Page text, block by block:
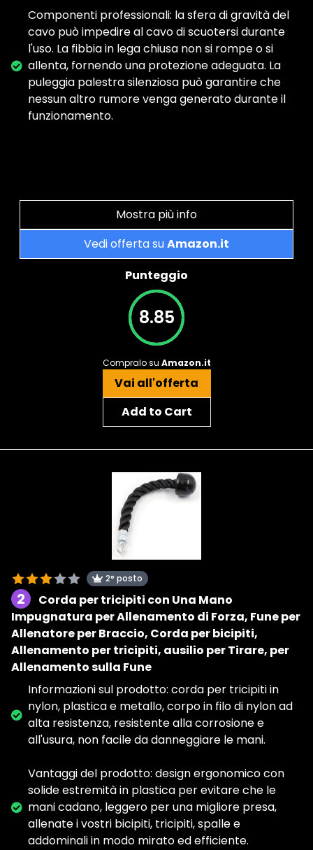
Componenti professionali: la sfera di gravità del
cavo può impedire al cavo di scuotersi durante
l'uso. La fibbia in lega chiusa non si rompe o si
allenta, fornendo una protezione adeguata. La
puleggia palestra silenziosa può garantire che
nessun altro rumore venga generato durante il
funzionamento.
Mostra più info
Vedi offerta suAmazon.it
Punteggio
8.85
Compralo su Amazon.it
Vai all'offerta
Add to Cart
2° posto
2
Corda per tricipiti con Una Mano
Impugnatura per Allenamento di Forza, Fune per
Allenatore per Braccio, Corda per bicipiti,
Allenamento per tricipiti, ausilio per Tirare, per
Allenamento sulla Fune
Informazioni sul prodotto: corda per tricipiti in
nylon, plastica e metallo, corpo in filo di nylon ad
alta resistenza, resistente alla corrosione e
all'usura, non facile da danneggiare le mani.
Vantaggi del prodotto: design ergonomico con
solide estremità in plastica per evitare che le
mani cadano, leggero per una migliore presa,
allenate i vostri bicipiti, tricipiti, spalle e
addominali in modo mirato ed efficiente.